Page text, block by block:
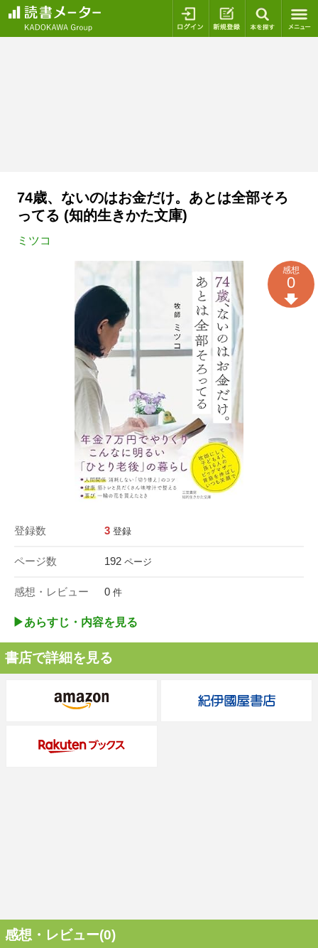
ログイン 新規登録
74歳、ないのはお金だけ。あとは全部そろ
ってる (知的生きかた文庫)
ミツコ
登録数 3 登録
ページ数 192 ページ
感想・レビュー 0 件
感想
0
▶︎あらすじ・内容を見る
書店で詳細を見る
感想・レビュー(0)